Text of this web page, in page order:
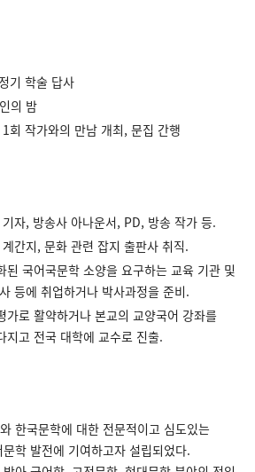
기 학술 답사
의 밤
회 작가와의 만남 개최, 문집 간행
자, 방송사 아나운서, PD, 방송 작가 등.
간지, 문화 관련 잡지 출판사 취직.
된 국어국문학 소양을 요구하는 교육 기관 및
등에 취업하거나 박사과정을 준비.
가로 활약하거나 본교의 교양국어 강좌를
지고 전국 대학에 교수로 진출.
한국문학에 대한 전문적이고 심도있는
학 발전에 기여하고자 설립되었다.